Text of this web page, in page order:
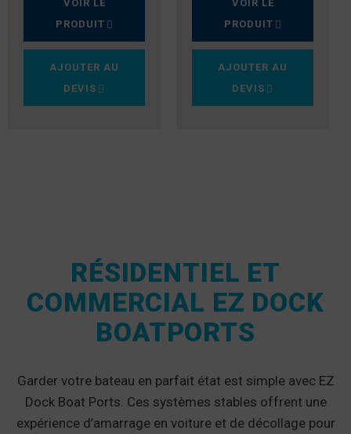
VOIR LE
PRODUIT
AJOUTER AU
DEVIS
VOIR LE
PRODUIT
AJOUTER AU
DEVIS
RÉSIDENTIEL ET
COMMERCIAL EZ DOCK
BOATPORTS
Garder votre bateau en parfait état est simple avec EZ
Dock Boat Ports. Ces systèmes stables offrent une
expérience d’amarrage en voiture et de décollage pour